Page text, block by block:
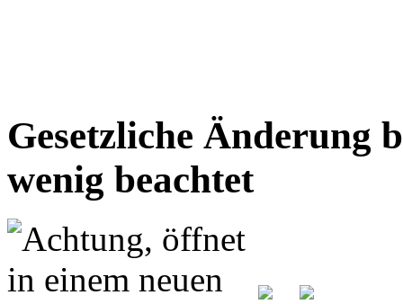
Gesetzliche Änderung
wenig beachtet